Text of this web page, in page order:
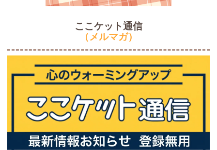
ここケット通信
（メルマガ）